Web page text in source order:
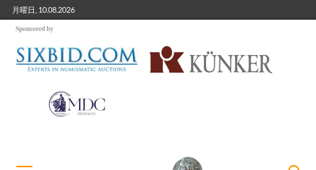
月曜日, 10.08.2026
Sponsored by